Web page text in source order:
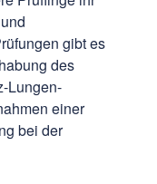
gibt es
des
Lungen-
einer
bei der